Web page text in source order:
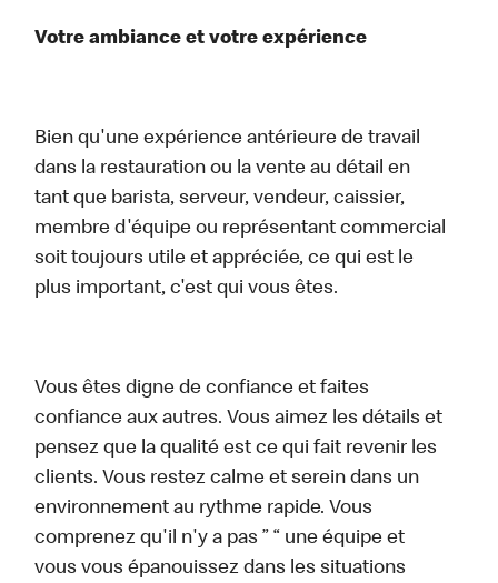
Votre ambiance et votre expérience
Bien qu'une expérience antérieure de travail
dans la restauration ou la vente au détail en
tant que barista, serveur, vendeur, caissier,
membre d'équipe ou représentant commercial
soit toujours utile et appréciée, ce qui est le
plus important, c'est qui vous êtes.
Vous êtes digne de confiance et faites
confiance aux autres. Vous aimez les détails et
pensez que la qualité est ce qui fait revenir les
clients. Vous restez calme et serein dans un
environnement au rythme rapide. Vous
comprenez qu'il n'y a pas ” “ une équipe et
vous vous épanouissez dans les situations